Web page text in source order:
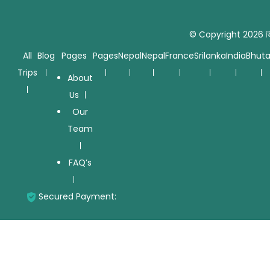
© Copyright 2026
All
Trips
Blog Pages
About
Us
Our
Team
FAQ’s
PagesNepalNepalFranceSrilankaIndia
Secured Payment: